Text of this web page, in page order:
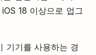
18 이상으로 업그
기기를 사용하는 경